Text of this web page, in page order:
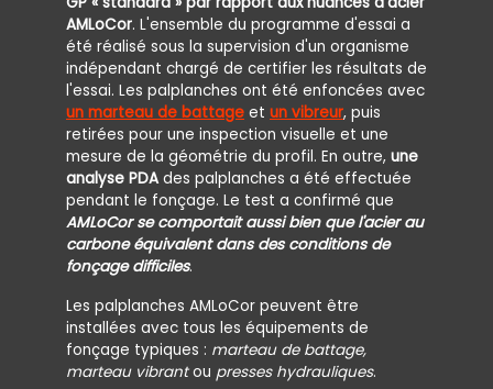
AMLoCor. L'ensemble du programme d'essai a
été réalisé sous la supervision d'un organisme
indépendant chargé de certifier les résultats de
l'essai. Les palplanches ont été enfoncées avec
un marteau de battage et un vibreur, puis
retirées pour une inspection visuelle et une
mesure de la géométrie du profil. En outre, une
analyse PDAdes palplanches a été effectuée
pendant le fonçage. Le test a confirmé que
AMLoCor se comportait aussi bien que l'acier au
carbone équivalent dans des conditions de
fonçage difficiles.
Les palplanches AMLoCor peuvent être
installées avec tous les équipements de
fonçage typiques : marteau de battage,
marteau vibrantou presses hydrauliques.